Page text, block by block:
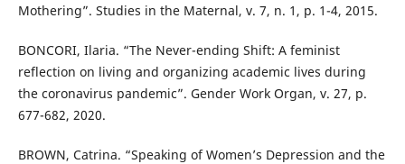
Mothering”. Studies in the Maternal, v. 7, n. 1, p. 1-4, 2015.
BONCORI, Ilaria. “The Never-ending Shift: A feminist
reflection on living and organizing academic lives during
the coronavirus pandemic”. Gender Work Organ, v. 27, p.
677-682, 2020.
BROWN, Catrina. “Speaking of Women’s Depression and the